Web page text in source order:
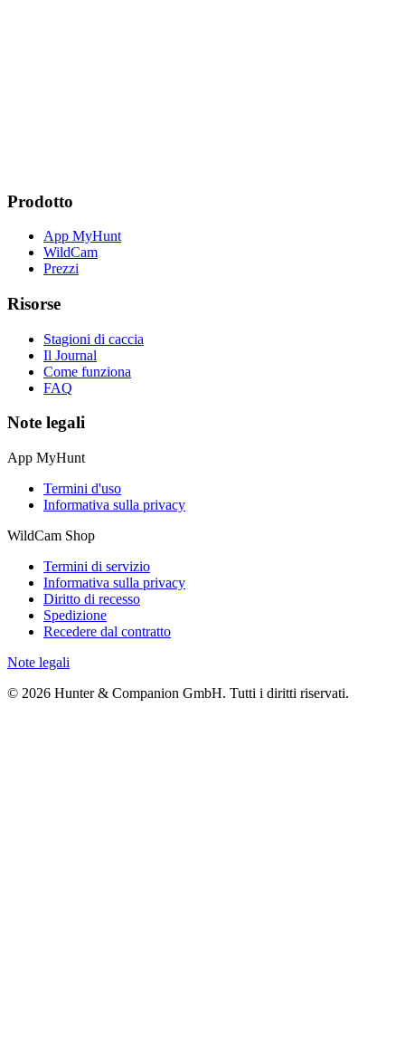
Prodotto
App MyHunt
WildCam
Prezzi
Risorse
Stagioni di caccia
Il Journal
Come funziona
FAQ
Note legali
App MyHunt
Termini d'uso
Informativa sulla privacy
WildCam Shop
Termini di servizio
Informativa sulla privacy
Diritto di recesso
Spedizione
Recedere dal contratto
Note legali
© 2026 Hunter & Companion GmbH. Tutti i diritti riservati.